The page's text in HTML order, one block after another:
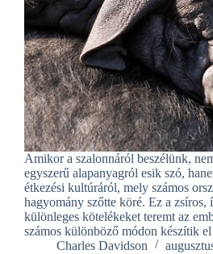
Amikor a szalonnáról beszélünk,
egyszerű alapanyagról esik szó,
étkezési kultúráról, mely számos
hagyomány szőtte köré. Ez a zsíros,
különleges kötelékeket teremt az
számos különböző módon készítik
Charles Davidson